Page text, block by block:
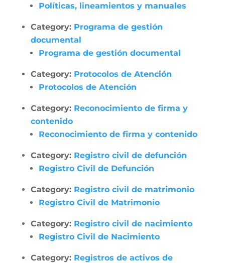
Políticas, lineamientos y manuales
Category: Programa de gestión
documental
Programa de gestión documental
Category: Protocolos de Atención
Protocolos de Atención
Category: Reconocimiento de firma y
contenido
Reconocimiento de firma y contenido
Category: Registro civil de defunción
Registro Civil de Defunción
Category: Registro civil de matrimonio
Registro Civil de Matrimonio
Category: Registro civil de nacimiento
Registro Civil de Nacimiento
Category: Registros de activos de